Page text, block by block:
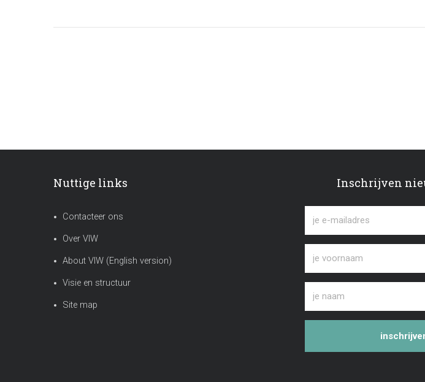
Nuttige links
Contacteer ons
Over VIW
About VIW (English version)
Visie en structuur
Site map
Inschrijven